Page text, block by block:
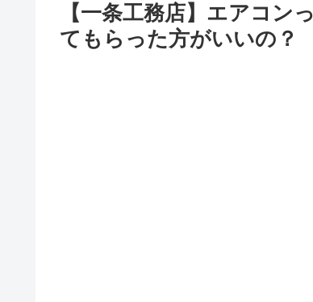
【一条工務店】エアコン
てもらった方がいいの？